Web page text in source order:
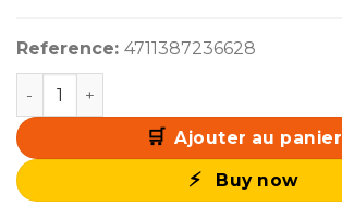
Reference: 4711387236628
quantité de ASUS PRIME B650M-K
Ajouter au panier
Buy now